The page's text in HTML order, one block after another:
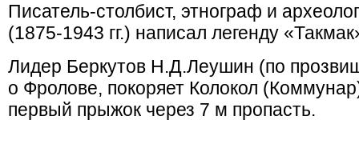
Писатель-столбист, этнограф и
(1875-1943 гг.) написал легенду
Лидер Беркутов Н.Д.Леушин (по
о Фролове, покоряет Колокол
первый прыжок через 7 м пропасть.